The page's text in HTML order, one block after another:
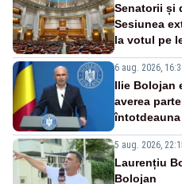
Senatorii și
Sesiunea
la votul pe
6 aug. 2026,
Ilie Bolojan
averea
întotdeauna
5 aug. 2026,
Laurențiu
Bolojan